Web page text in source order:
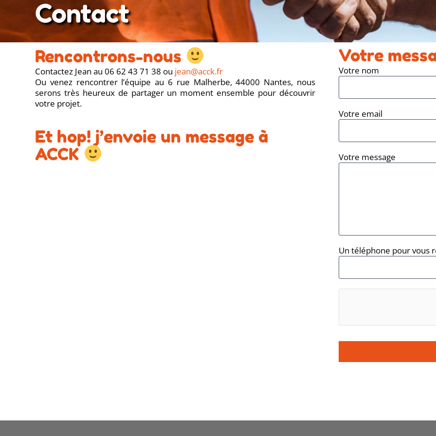
Contact
Rencontrons-nous
Contactez Jean au 06 62 43 71 38 ou jean@acck.fr
Ou venez rencontrer l’équipe au 6 rue Malherbe, 44000 Nantes, nous
serons très heureux de partager un moment ensemble pour découvrir
votre projet.
Et hop! j’envoie un message à
ACCK
Votre
Votre nom
Votre email
Votre message
Un téléphone pour vous